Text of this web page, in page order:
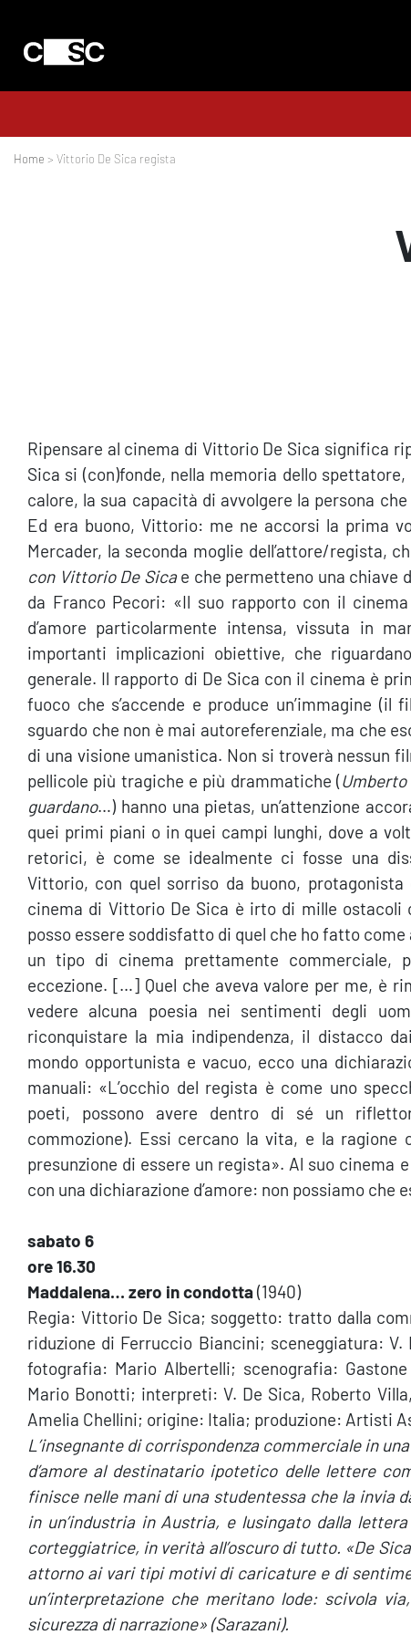
Home > Vittorio De Sica regista
Ripensare al cinema di Vittorio De Sica significa
Sica si (con)fonde, nella memoria dello
calore, la sua capacità di avvolgere la persona
Ed era buono, Vittorio: me ne accorsi la prima
Mercader, la seconda moglie dell’attore/regista,
con Vittorio De Sicae che permetteno una chiave
da Franco Pecori: «Il suo rapporto con il cinema
d’amore particolarmente intensa, vissuta in
importanti implicazioni obiettive, che
generale. Il rapporto di De Sica con il cinema è
fuoco che s’accende e produce un’immagine (il
sguardo che non è mai autoreferenziale, ma che
di una visione umanistica. Non si troverà nessun
pellicole più tragiche e più drammatiche (Umberto
guardano…) hanno una pietas, un’attenzione
quei primi piani o in quei campi lunghi, dove a
retorici, è come se idealmente ci fosse una
Vittorio, con quel sorriso da buono,
cinema di Vittorio De Sica è irto di mille ostacoli
posso essere soddisfatto di quel che ho fatto
un tipo di cinema prettamente commerciale,
eccezione. […] Quel che aveva valore per me, è
vedere alcuna poesia nei sentimenti degli
riconquistare la mia indipendenza, il distacco
mondo opportunista e vacuo, ecco una
manuali: «L’occhio del regista è come uno
poeti, possono avere dentro di sé un
commozione). Essi cercano la vita, e la
presunzione di essere un regista». Al suo cinema
con una dichiarazione d’amore: non possiamo che
sabato 6
ore 16.30
Maddalena… zero in condotta(1940)
Regia: Vittorio De Sica; soggetto: tratto dalla
riduzione di Ferruccio Biancini; sceneggiatura:
fotografia: Mario Albertelli; scenografia:
Mario Bonotti; interpreti: V. De Sica, Roberto
Amelia Chellini; origine: Italia; produzione: Artisti
L’insegnante di corrispondenza commerciale in
d’amore al destinatario ipotetico delle lettere
finisce nelle mani di una studentessa che la invia
in un’industria in Austria, e lusingato dalla
corteggiatrice, in verità all’oscuro di tutto. «De
attorno ai vari tipi motivi di caricature e di
un’interpretazione che meritano lode: scivola
sicurezza di narrazione» (Sarazani).